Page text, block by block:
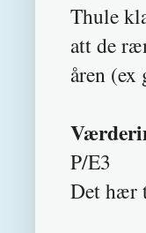
Thule
att de
åren
P/
Det hær